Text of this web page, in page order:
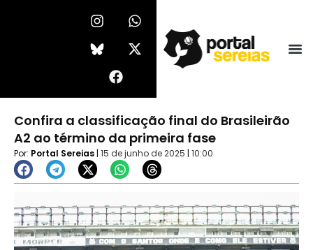
I
n
s
t
r
m
W
h
a
t
p
X
-
t
w
t
r
b
o
o
k
Confira a classificação final do Brasileirão
A2 ao término da primeira fase
Por: Portal Sereias | 15 de junho de 2025 | 10:00